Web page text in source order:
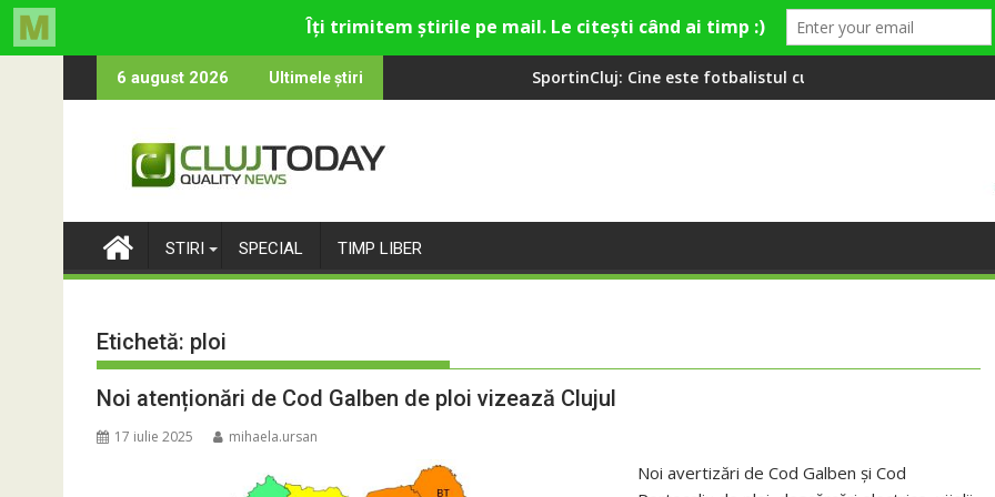
to
6 august 2026 Ultimele știri
și de divertisment din Cluj-Napoca
o întrebare SportinCluj: Cine este fotbalistul cu două diplome care a învățat româna la 2 ani
Compania de Apă Someș,
STIRI SPECIAL TIMP LIBER
Etichetă: ploi
Noi atenționări de Cod Galben de ploi vizează Clujul
17 iulie 2025 mihaela.ursan
Noi avertizări de Cod Galben și Cod